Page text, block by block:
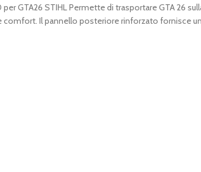
per GTA26 STIHL Permette di trasportare GTA 26
comfort. Il pannello posteriore rinforzato fornisce